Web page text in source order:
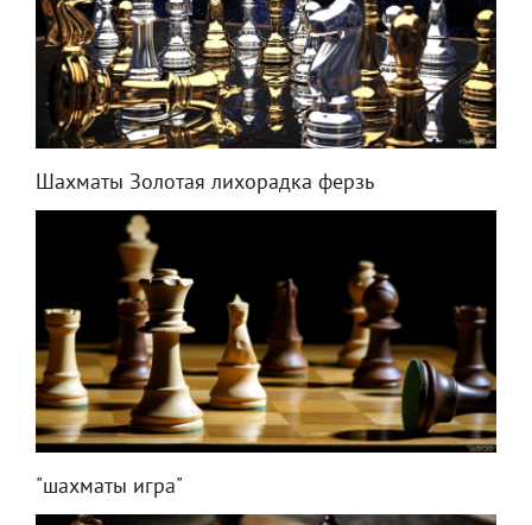
Шахматы Золотая лихорадка ферзь
"шахматы игра"